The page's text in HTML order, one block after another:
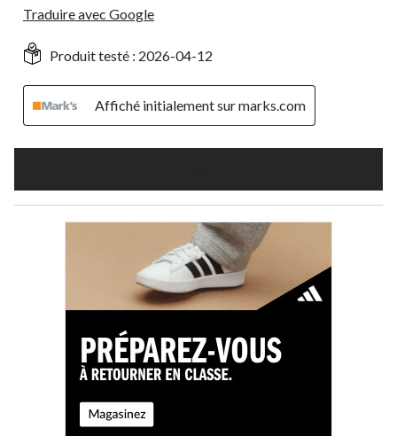
Traduire avec Google
Produit testé : 2026-04-12
Affiché initialement sur marks.com